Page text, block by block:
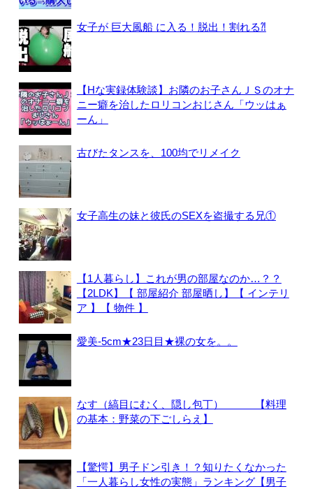
女子が 巨大風船 に入る！脱出！割れる⁈
【Hな実録体験談】お隣のお子さんＪＳのオナ
ニー癖を治したロリコンおじさん「ウッはぁ
ーん」
古びたタンスを、100均でリメイク
女子高生の妹と彼氏のSEXを盗撮する兄①
【1人暮らし】これが男の部屋なのか…？？
【2LDK】【 部屋紹介 部屋晒し】【 インテリ
ア 】【 物件 】
愛美-5cm★23日目★裸の女を。。
なす（縞目にむく、隠し包丁） 【料理
の基本：野菜の下ごしらえ】
【驚愕】男子ドン引き！？知りたくなかった
「一人暮らし女性の実態」ランキング【男子